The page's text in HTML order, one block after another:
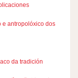
e antropolóxico dos
da tradición